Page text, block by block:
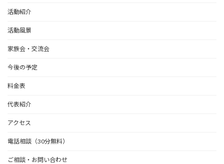
活動紹介
活動風景
家族会・交流会
今後の予定
料金表
代表紹介
アクセス
電話相談（30分無料）
ご相談・お問い合わせ